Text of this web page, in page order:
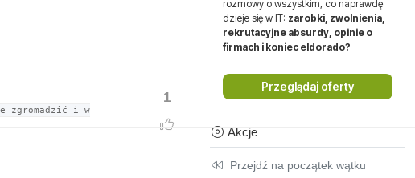
1
zgromadzić i w
rozmowy o wszystkim, co naprawdę
dzieje się w IT: zarobki, zwolnienia,
rekrutacyjne absurdy, opinie o
firmach i koniec eldorado?
Przeglądaj oferty
Akcje
Przejdź na początek wątku